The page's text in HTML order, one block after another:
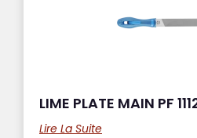
LIME PLATE MAIN PF
Lire La Suite